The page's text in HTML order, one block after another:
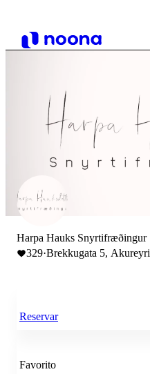
Harpa Hauks Snyrtifræðingur
329·Brekkugata 5, Akureyri
Reservar
Favorito